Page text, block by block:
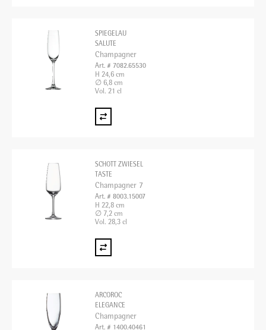
SPIEGELAU
SALUTE
Champagner
Art. # 7082.65530
H 24,6 cm
∅ 6,8 cm
Vol. 21 cl
SCHOTT ZWIESEL
TASTE
Champagner 7
Art. # 8003.15007
H 22,8 cm
∅ 7,2 cm
Vol. 28,3 cl
ARCOROC
ELEGANCE
Champagner
Art. # 1400.40461